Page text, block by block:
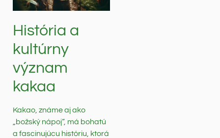
História a
kultúrny
význam
kakaa
Kakao, známe aj ako
„božský nápoj“, má bohatú
a fascinujúcu históriu, ktorá